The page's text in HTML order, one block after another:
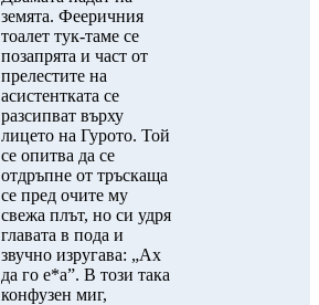
земята. Фееричния
тоалет тук-таме се
позапрята и част от
прелестите на
асистентката се
разсипват върху
лицето на Гурото. Той
се опитва да се
отдръпне от тръскаща
се пред очите му
свежа плът, но си удря
главата в пода и
звучно изругава: „Ах
да го е*а”. В този така
конфузен миг,